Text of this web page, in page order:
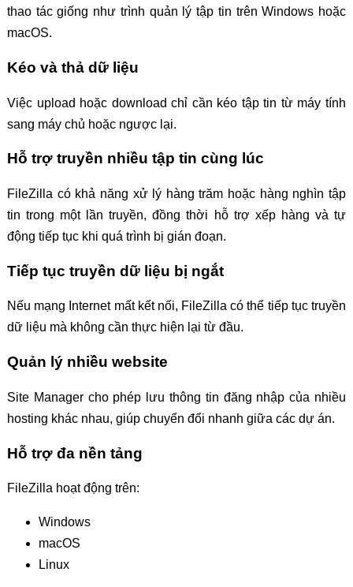
thao tác giống như trình quản lý tập tin trên Windows hoặc
macOS.
Kéo và thả dữ liệu
Việc upload hoặc download chỉ cần kéo tập tin từ máy tính
sang máy chủ hoặc ngược lại.
Hỗ trợ truyền nhiều tập tin cùng lúc
FileZilla có khả năng xử lý hàng trăm hoặc hàng nghìn tập
tin trong một lần truyền, đồng thời hỗ trợ xếp hàng và tự
động tiếp tục khi quá trình bị gián đoạn.
Tiếp tục truyền dữ liệu bị ngắt
Nếu mạng Internet mất kết nối, FileZilla có thể tiếp tục truyền
dữ liệu mà không cần thực hiện lại từ đầu.
Quản lý nhiều website
Site Manager cho phép lưu thông tin đăng nhập của nhiều
hosting khác nhau, giúp chuyển đổi nhanh giữa các dự án.
Hỗ trợ đa nền tảng
FileZilla hoạt động trên:
Windows
macOS
Linux